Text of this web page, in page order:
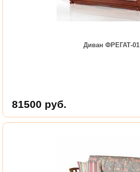
Диван ФРЕГАТ-01
81500 руб.